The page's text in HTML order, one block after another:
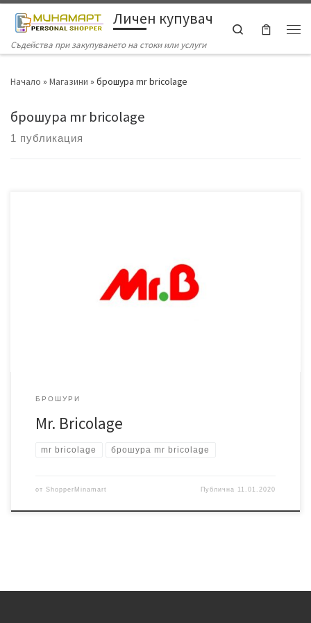
Skip to content Личен купувач
Съдейства при закупуването на стоки или услуги
Search
Начало » Магазини » брошура mr bricolage
брошура mr bricolage
1 публикация
БРОШУРИ
Mr. Bricolage
mr bricolage брошура mr bricolage
от ShopperMinamart Публична 11.01.2020